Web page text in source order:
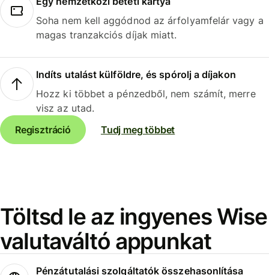
Soha nem kell aggódnod az árfolyamfelár vagy a
magas tranzakciós díjak miatt.
Indíts utalást külföldre, és spórolj a díjakon
Hozz ki többet a pénzedből, nem számít, merre
visz az utad.
Regisztráció
Tudj meg többet
Töltsd le az ingyenes Wise
valutaváltó appunkat
Pénzátutalási szolgáltatók összehasonlítása